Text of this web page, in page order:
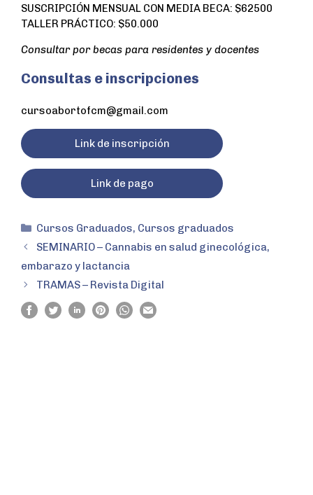
SUSCRIPCIÓN MENSUAL CON MEDIA BECA: $62500
TALLER PRÁCTICO: $50.000
Consultar por becas para residentes y docentes
Consultas e inscripciones
cursoabortofcm@gmail.com
Link de inscripción
Link de pago
Cursos Graduados, Cursos graduados
SEMINARIO – Cannabis en salud ginecológica,
embarazo y lactancia
TRAMAS – Revista Digital